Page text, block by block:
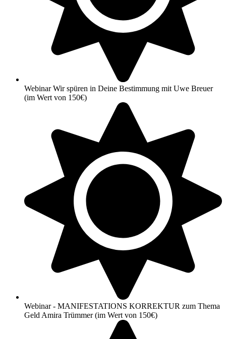
Webinar Wir spüren in Deine Bestimmung mit Uwe Breuer
(im Wert von 150€)
Webinar - MANIFESTATIONS KORREKTUR zum Thema
Geld Amira Trümmer (im Wert von 150€)